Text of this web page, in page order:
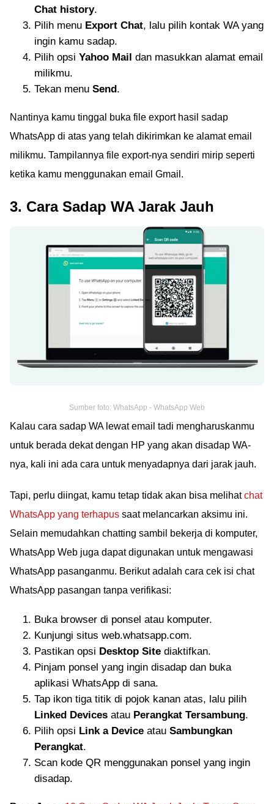
Chat history.
Pilih menu Export Chat, lalu pilih kontak WA yang
ingin kamu sadap.
Pilih opsi Yahoo Mail dan masukkan alamat email
milikmu.
Tekan menu Send.
Nantinya kamu tinggal buka file export hasil sadap
WhatsApp di atas yang telah dikirimkan ke alamat email
milikmu. Tampilannya file export-nya sendiri mirip seperti
ketika kamu menggunakan email Gmail.
3. Cara Sadap WA Jarak Jauh
Sumber foto: WhatsApp - WhatsApp Web
Kalau cara sadap WA lewat email tadi mengharuskanmu
untuk berada dekat dengan HP yang akan disadap WA-
nya, kali ini ada cara untuk menyadapnya dari jarak jauh.
Tapi, perlu diingat, kamu tetap tidak akan bisa melihatchat
WhatsApp yang terhapus saat melancarkan aksimu ini.
Selain memudahkan chatting sambil bekerja di komputer,
WhatsApp Web juga dapat digunakan untuk mengawasi
WhatsApp pasanganmu. Berikut adalah cara cek isi chat
WhatsApp pasangan tanpa verifikasi:
Buka browser di ponsel atau komputer.
Kunjungi situs web.whatsapp.com.
Pastikan opsi Desktop Site diaktifkan.
Pinjam ponsel yang ingin disadap dan buka
aplikasi WhatsApp di sana.
Tap ikon tiga titik di pojok kanan atas, lalu pilih
Linked Devices atau Perangkat Tersambung.
Pilih opsi Link a Device atau Sambungkan
Perangkat.
Scan kode QR menggunakan ponsel yang ingin
disadap.